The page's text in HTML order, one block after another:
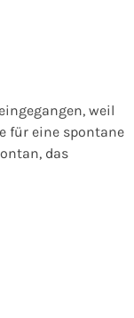
weil
für eine spontane
das